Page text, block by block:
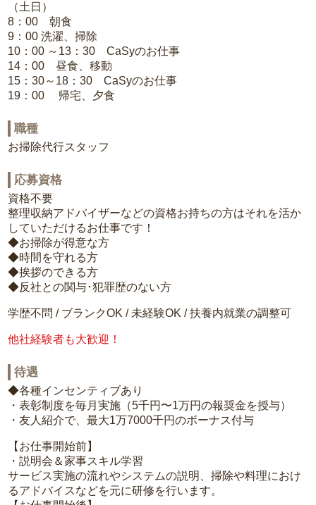
（土日）
8：00 朝食
9：00 洗濯、掃除
10：00 ～13：30 CaSyのお仕事
14：00 昼食、移動
15：30～18：30 CaSyのお仕事
19：00 帰宅、夕食
職種
お掃除代行スタッフ
応募資格
資格不要
整理収納アドバイザーなどの資格お持ちの方はそれを活か
していただけるお仕事です！
◆お掃除が得意な方
◆時間を守れる方
◆挨拶のできる方
◆反社との関与･犯罪歴のない方
学歴不問 / ブランクOK / 未経験OK / 扶養内就業の調整可
他社経験者も大歓迎！
待遇
◆各種インセンティブあり
・表彰制度を毎月実施（5千円〜1万円の報奨金を授与）
・友人紹介で、最大1万7000千円のボーナス付与
【お仕事開始前】
・説明会＆家事スキル学習
サービス実施の流れやシステムの説明、掃除や料理におけ
るアドバイスなどを元に研修を行います。